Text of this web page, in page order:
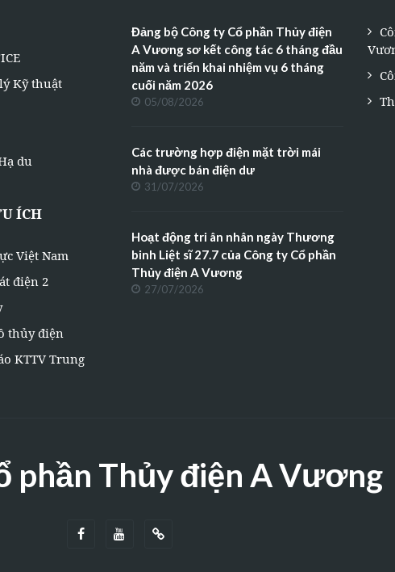
Kỹ thuật
du
ÍCH
Việt Nam
điện 2
thủy điện
KTTV Trung
Đảng bộ Công ty Cổ phần Thủy điện
A Vương sơ kết công tác 6 tháng đầu
năm và triển khai nhiệm vụ 6 tháng
cuối năm 2026
05/08/2026
Các trường hợp điện mặt trời mái
nhà được bán điện dư
31/07/2026
Hoạt động tri ân nhân ngày Thương
binh Liệt sĩ 27.7 của Công ty Cổ phần
Thủy điện A Vương
27/07/2026
phần Thủy điện A Vương